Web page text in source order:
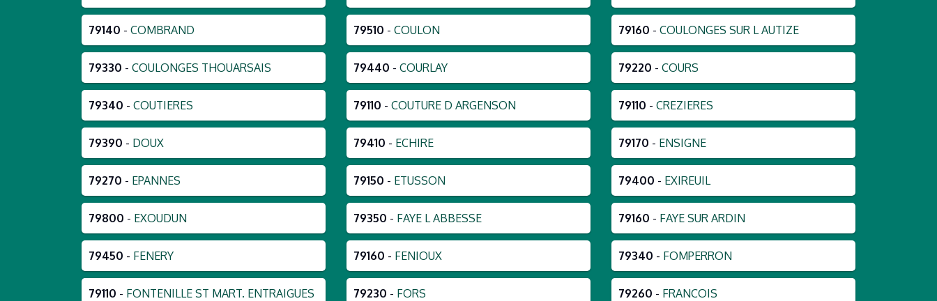
79140 - COMBRAND 79510 - COULON 79160 - COULONGES SUR L AUTIZE
79330 - COULONGES THOUARSAIS 79440 - COURLAY 79220 - COURS
79340 - COUTIERES 79110 - COUTURE D ARGENSON 79110 - CREZIERES
79390 - DOUX 79410 - ECHIRE 79170 - ENSIGNE
79270 - EPANNES 79150 - ETUSSON 79400 - EXIREUIL
79800 - EXOUDUN 79350 - FAYE L ABBESSE 79160 - FAYE SUR ARDIN
79450 - FENERY 79160 - FENIOUX 79340 - FOMPERRON
79110 - FONTENILLE ST MART. ENTRAIGUES 79230 - FORS 79260 - FRANCOIS